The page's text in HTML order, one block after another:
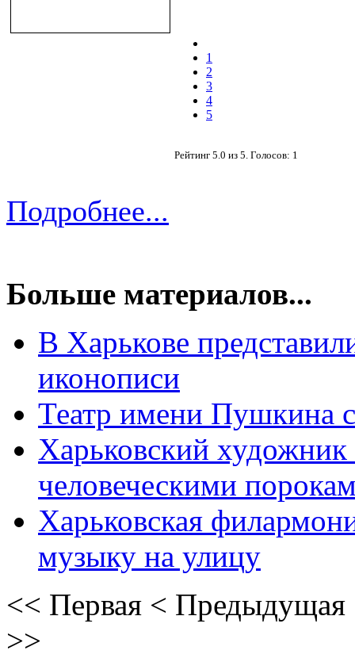
1
2
3
4
5
Рейтинг 5.0 из 5. Голосов: 1
Подробнее...
Больше материалов...
В Харькове
иконописи
Театр имени Пушкина
Харьковский художник
человеческими
Харьковская
музыку на улицу
<< Первая < Предыдущая
>>